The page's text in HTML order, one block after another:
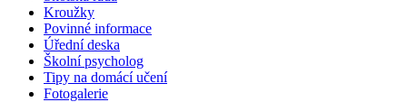
Kroužky
Povinné informace
Úřední deska
Školní psycholog
Tipy na domácí učení
Fotogalerie